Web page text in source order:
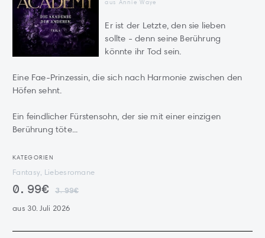
aus Annie Waye
Er ist der Letzte, den sie lieben
sollte - denn seine Berührung
könnte ihr Tod sein.
Eine Fae-Prinzessin, die sich nach Harmonie zwischen den
Höfen sehnt.
Ein feindlicher Fürstensohn, der sie mit einer einzigen
Berührung töte...
KATEGORIEN
Fantasy, Liebesromane
0.99€ 3.99€
aus 30. Juli 2026